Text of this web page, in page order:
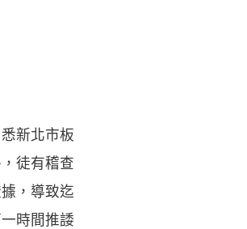
新北市板
徒有稽查
，導致迄
時間推諉